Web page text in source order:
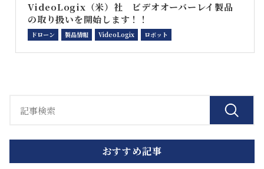
VideoLogix（米）社 ビデオオーバーレイ製品
の取り扱いを開始します！！
ドローン 製品情報 VideoLogix ロボット
おすすめ記事